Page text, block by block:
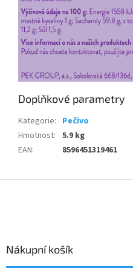
Doplňkové parametry
Kategorie: Pečivo
Hmotnost: 5.9 kg
EAN: 8596451319461
Nákupní košík